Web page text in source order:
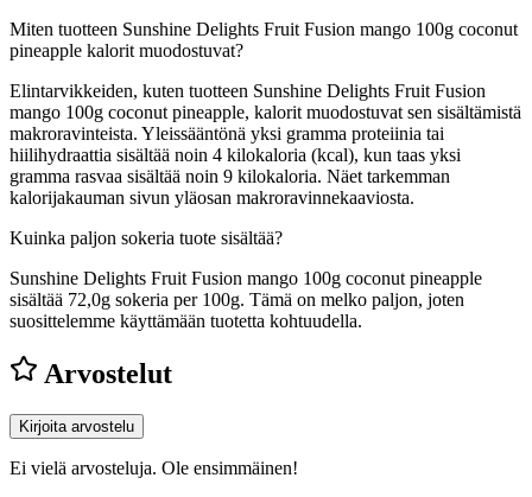
Miten tuotteen Sunshine Delights Fruit Fusion mango 100g coconut
pineapple kalorit muodostuvat?
Elintarvikkeiden, kuten tuotteen Sunshine Delights Fruit Fusion
mango 100g coconut pineapple, kalorit muodostuvat sen sisältämistä
makroravinteista. Yleissääntönä yksi gramma proteiinia tai
hiilihydraattia sisältää noin 4 kilokaloria (kcal), kun taas yksi
gramma rasvaa sisältää noin 9 kilokaloria. Näet tarkemman
kalorijakauman sivun yläosan makroravinnekaaviosta.
Kuinka paljon sokeria tuote sisältää?
Sunshine Delights Fruit Fusion mango 100g coconut pineapple
sisältää 72,0g sokeria per 100g. Tämä on melko paljon, joten
suosittelemme käyttämään tuotetta kohtuudella.
Arvostelut
Kirjoita arvostelu
Ei vielä arvosteluja. Ole ensimmäinen!